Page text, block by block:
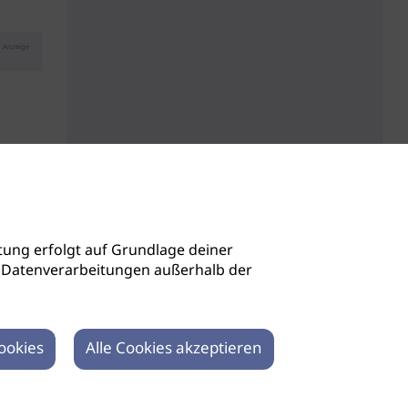
Anzeige
erfolgt auf Grundlage deiner
Datenverarbeitungen außerhalb der
Alle Cookies akzeptieren